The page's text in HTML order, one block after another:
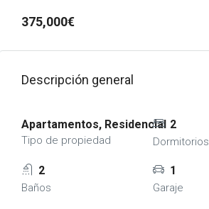
375,000€
Descripción general
Apartamentos, Residencial
Tipo de propiedad
2
Dormitorios
2
Baños
1
Garaje